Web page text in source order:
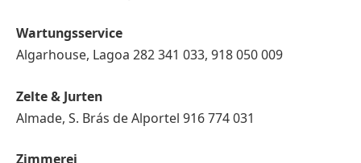
Wartungsservice
Algarhouse, Lagoa 282 341 033, 918 050 009
Zelte & Jurten
Almade, S. Brás de Alportel 916 774 031
Zimmerei